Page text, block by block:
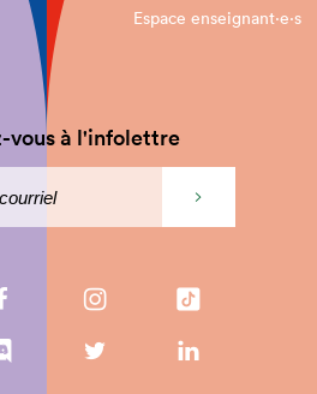
Espace enseignant·e⋅s
vous à l'infolettre